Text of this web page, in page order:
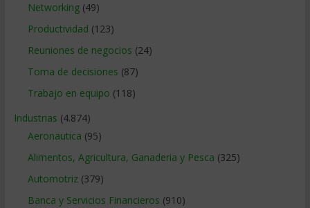
Networking(49)
Productividad (123)
Reuniones de negocios (24)
Toma de decisiones (87)
Trabajo en equipo (118)
Industrias (4.874)
Aeronautica (95)
Alimentos, Agricultura, Ganaderia y Pesca (325)
Automotriz(379)
Banca y Servicios Financieros (910)